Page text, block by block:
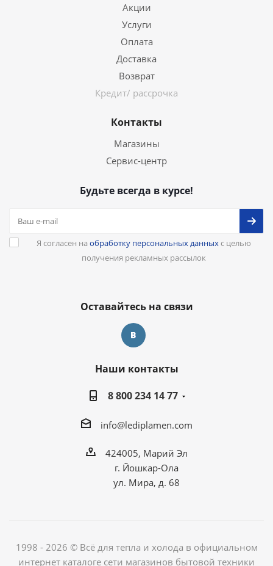
Акции
Услуги
Оплата
Доставка
Возврат
Кредит/ рассрочка
Контакты
Магазины
Сервис-центр
Будьте всегда в курсе!
Я согласен на обработку персональных данныхс целью
получения рекламных рассылок
Оставайтесь на связи
Наши контакты
8 800 234 14 77
info@lediplamen.com
424005, Марий Эл
г. Йошкар-Ола
ул. Мира, д. 68
1998 - 2026 © Всё для тепла и холода в официальном
интернет каталоге сети магазинов бытовой техники